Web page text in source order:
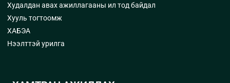
Худалдан авах ажиллагааны ил тод байдал
Хууль тогтоомж
ХАБЭА
Нээлттэй урилга